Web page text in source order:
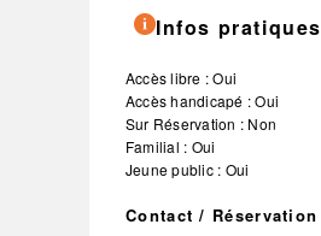
Infos pratiques
Accès libre : Oui
Accès handicapé : Oui
Sur Réservation : Non
Familial : Oui
Jeune public : Oui
Contact / Réservation